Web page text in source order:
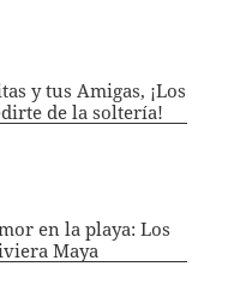
y tus Amigas, ¡Los
de la soltería!
en la playa: Los
Maya